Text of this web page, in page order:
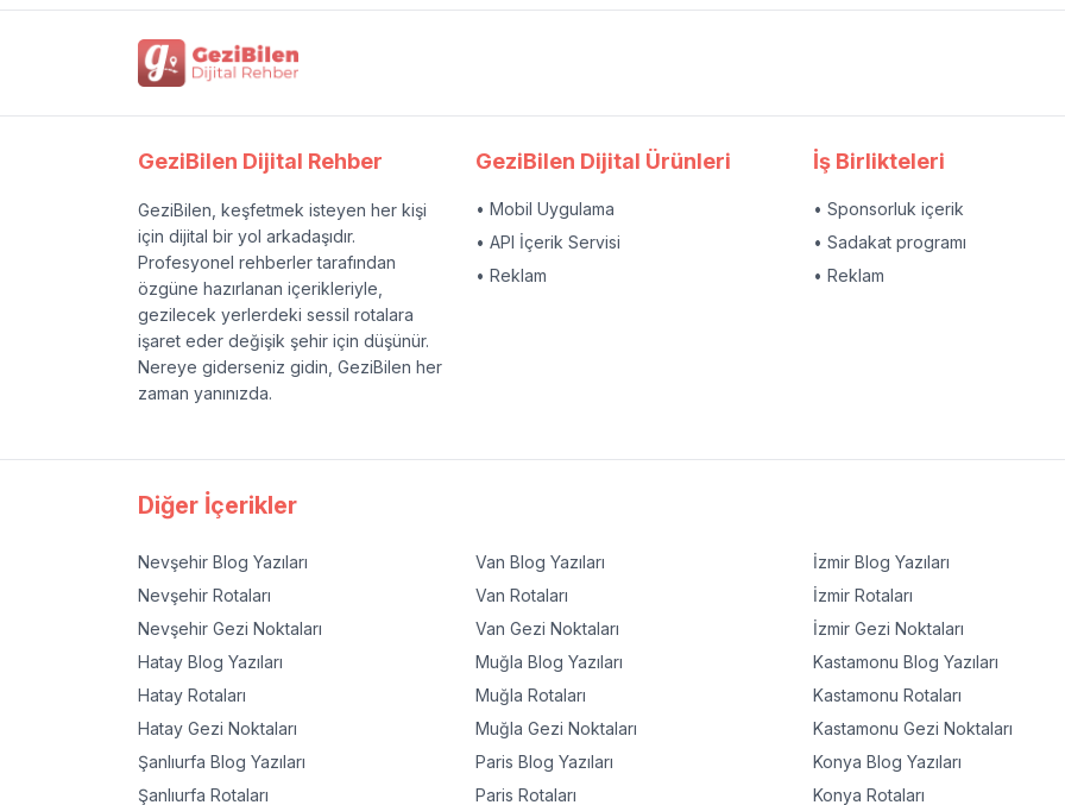
GeziBilen Dijital Rehber
GeziBilen, keşfetmek isteyen her kişi
için dijital bir yol arkadaşıdır.
Profesyonel rehberler tarafından
özgüne hazırlanan içerikleriyle,
gezilecek yerlerdeki sessil rotalara
işaret eder değişik şehir için düşünür.
Nereye giderseniz gidin, GeziBilen her
zaman yanınızda.
GeziBilen Dijital Ürünleri
• Mobil Uygulama
• API İçerik Servisi
• Reklam
İş Birlikteleri
• Sponsorluk içerik
• Sadakat programı
• Reklam
Diğer İçerikler
Nevşehir Blog Yazıları
Nevşehir Rotaları
Nevşehir Gezi Noktaları
Hatay Blog Yazıları
Hatay Rotaları
Hatay Gezi Noktaları
Şanlıurfa Blog Yazıları
Şanlıurfa Rotaları
Van Blog Yazıları
Van Rotaları
Van Gezi Noktaları
Muğla Blog Yazıları
Muğla Rotaları
Muğla Gezi Noktaları
Paris Blog Yazıları
Paris Rotaları
İzmir Blog Yazıları
İzmir Rotaları
İzmir Gezi Noktaları
Kastamonu Blog Yazıları
Kastamonu Rotaları
Kastamonu Gezi Noktaları
Konya Blog Yazıları
Konya Rotaları